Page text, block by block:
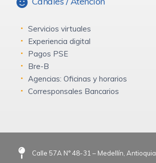
Servicios virtuales
Experiencia digital
Pagos PSE
Bre-B
Agencias: Oficinas y horarios
Corresponsales Bancarios
Calle 57A N° 48-31 – Medellín, Antioquia